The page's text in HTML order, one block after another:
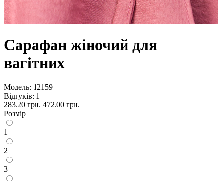
Сарафан жіночий для
вагітних
Модель: 12159
Відгуків: 1
283.20 грн. 472.00 грн.
Розмір
1
2
3